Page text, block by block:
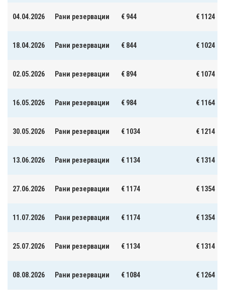
04.04.2026 Рани резервации € 944 € 1124
18.04.2026 Рани резервации € 844 € 1024
02.05.2026 Рани резервации € 894 € 1074
16.05.2026 Рани резервации € 984 € 1164
30.05.2026 Рани резервации € 1034 € 1214
13.06.2026 Рани резервации € 1134 € 1314
27.06.2026 Рани резервации € 1174 € 1354
11.07.2026 Рани резервации € 1174 € 1354
25.07.2026 Рани резервации € 1134 € 1314
08.08.2026 Рани резервации € 1084 € 1264